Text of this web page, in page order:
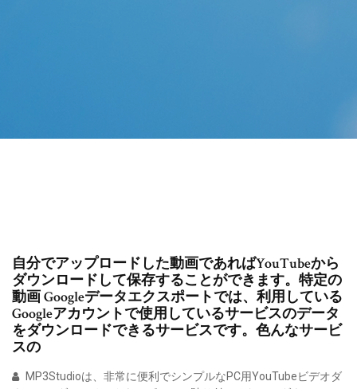
自分でアップロードした動画であればYouTubeから
ダウンロードして保存することができます。特定の
動画 Googleデータエクスポートでは、利用している
Googleアカウントで使用しているサービスのデータ
をダウンロードできるサービスです。色んなサービ
スの
MP3Studioは、非常に便利でシンプルなPC用YouTubeビデオダ